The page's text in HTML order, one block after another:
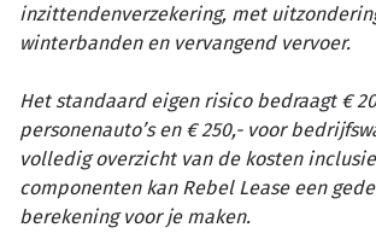
inzittendenverzekering, met
winterbanden en vervangend vervoer.
Het standaard eigen risico bedraagt €
personenauto’s en € 250,- voor
volledig overzicht van de kosten
componenten kan Rebel Lease een
berekening voor je maken.